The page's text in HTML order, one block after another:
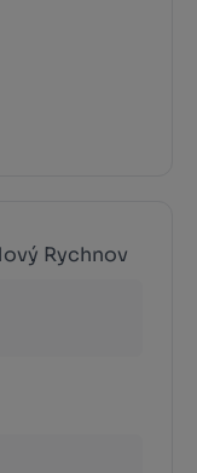
Rychnov